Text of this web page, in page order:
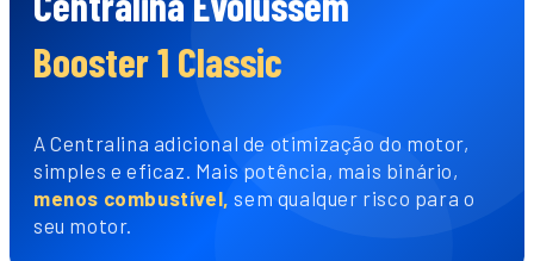
Booster 1 Classic
A Centralina adicional de otimização do motor,
simples e eficaz. Mais potência, mais binário,
menos combustível, sem qualquer risco para o
seu motor.